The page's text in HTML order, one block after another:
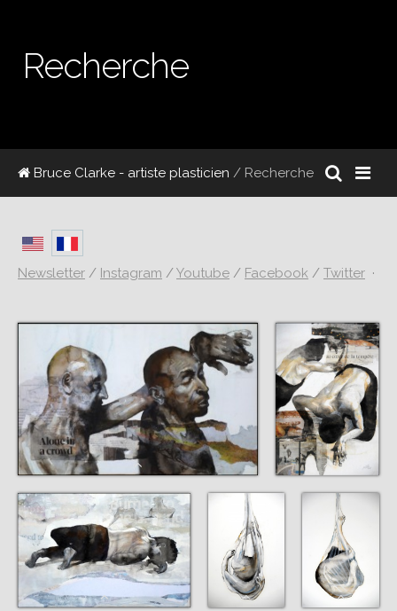
Recherche
Bruce Clarke - artiste plasticien / Recherche
Newsletter / Instagram /Youtube / Facebook / Twitter ·